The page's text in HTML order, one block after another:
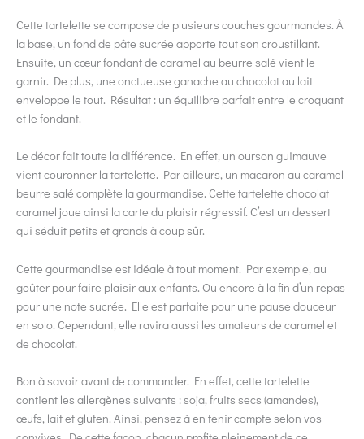
Cette tartelette se compose de plusieurs couches gourmandes. À
la base, un fond de pâte sucrée apporte tout son croustillant.
Ensuite, un cœur fondant de caramel au beurre salé vient le
garnir. De plus, une onctueuse ganache au chocolat au lait
enveloppe le tout. Résultat : un équilibre parfait entre le croquant
et le fondant.
Le décor fait toute la différence. En effet, un ourson guimauve
vient couronner la tartelette. Par ailleurs, un macaron au caramel
beurre salé complète la gourmandise. Cette tartelette chocolat
caramel joue ainsi la carte du plaisir régressif. C’est un dessert
qui séduit petits et grands à coup sûr.
Cette gourmandise est idéale à tout moment. Par exemple, au
goûter pour faire plaisir aux enfants. Ou encore à la fin d’un repas
pour une note sucrée. Elle est parfaite pour une pause douceur
en solo. Cependant, elle ravira aussi les amateurs de caramel et
de chocolat.
Bon à savoir avant de commander. En effet, cette tartelette
contient les allergènes suivants : soja, fruits secs (amandes),
œufs, lait et gluten. Ainsi, pensez à en tenir compte selon vos